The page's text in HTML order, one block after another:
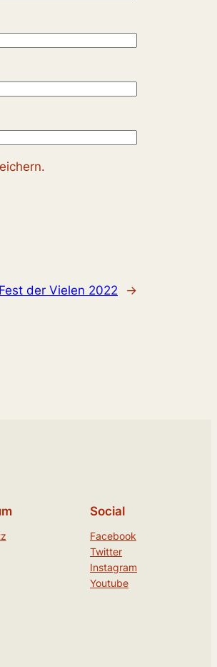
der Vielen 2022 →
Social
Facebook
Twitter
Instagram
Youtube